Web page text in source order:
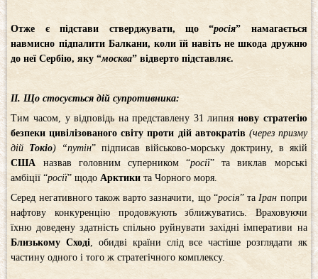
Отже є підстави стверджувати, що “росія” намагається
навмисно підпалити Балкани, коли їй навіть не шкода дружню
до неї Сербію, яку “москва” відверто підставляє.
ІІ. Що стосується дій супротивника:
Тим часом, у відповідь на представлену 31 липня нову стратегію
безпеки цивілізованого світу проти дій автократів (через призму
дій Токіо) “путін” підписав військово-морську доктрину, в якій
США назвав головним суперником “росії” та виклав морські
амбіції “росії” щодо Арктикита Чорного моря.
Серед негативного також варто зазначити, що “росія” та Іран попри
нафтову конкуренцію продовжують зближуватись. Враховуючи
їхню доведену здатність спільно руйнувати західні імперативи на
Близькому Сході , обидві країни слід все частіше розглядати як
частину одного і того ж стратегічного комплексу.